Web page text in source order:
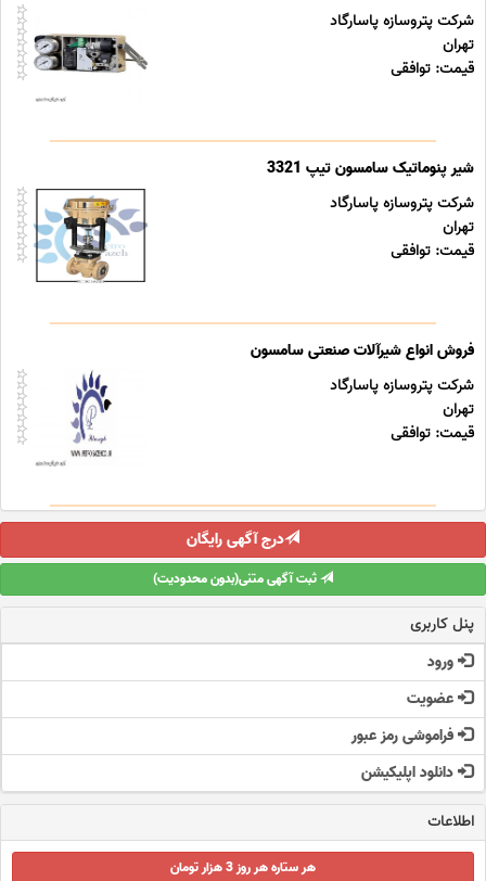
شرکت پتروسازه پاسارگاد
تهران
قیمت: توافقی
شیر پنوماتیک سامسون تیپ 3321
شرکت پتروسازه پاسارگاد
تهران
قیمت: توافقی
فروش انواع شیرآلات صنعتی سامسون
شرکت پتروسازه پاسارگاد
تهران
قیمت: توافقی
درج آگهی رایگان
ثبت آگهی متنی(بدون محدودیت)
پنل کاربری
ورود
عضویت
فراموشی رمز عبور
دانلود اپلیکیشن
اطلاعات
هر ستاره هر روز 3 هزار تومان